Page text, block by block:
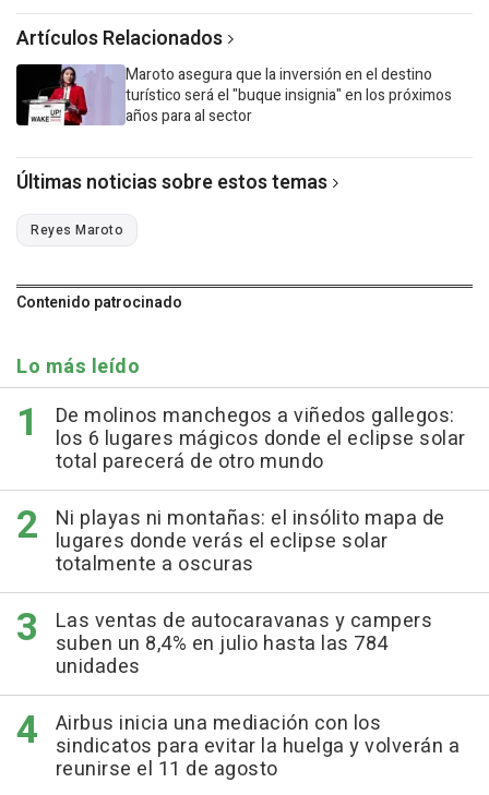
Artículos Relacionados
Maroto asegura que la inversión en el destino
turístico será el "buque insignia" en los próximos
años para al sector
Últimas noticias sobre estos temas
Reyes Maroto
Contenido patrocinado
Lo más leído
De molinos manchegos a viñedos gallegos:
los 6 lugares mágicos donde el eclipse solar
total parecerá de otro mundo
Ni playas ni montañas: el insólito mapa de
lugares donde verás el eclipse solar
totalmente a oscuras
Las ventas de autocaravanas y campers
suben un 8,4% en julio hasta las 784
unidades
Airbus inicia una mediación con los
sindicatos para evitar la huelga y volverán a
reunirse el 11 de agosto